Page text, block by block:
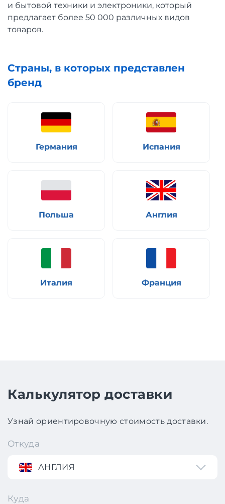
и бытовой техники и электроники, который
предлагает более 50 000 различных видов
товаров.
Страны, в которых представлен
бренд
Германия Испания
Польша Англия
Италия Франция
Калькулятор доставки
Узнай ориентировочную стоимость доставки.
Откуда
АНГЛИЯ
Куда